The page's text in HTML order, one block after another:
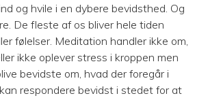
og hvile i en dybere bevidsthed. Og
De fleste af os bliver hele tiden
følelser. Meditation handler ikke om,
ikke oplever stress i kroppen men
bevidste om, hvad der foregår i
respondere bevidst i stedet for at